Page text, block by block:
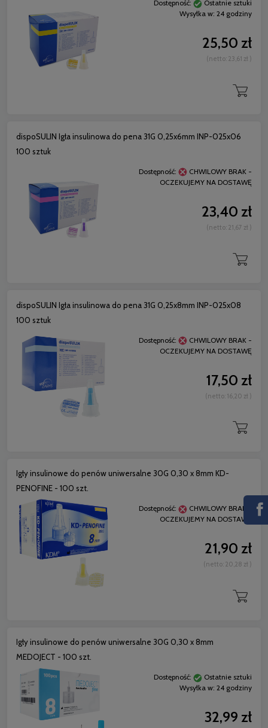
Dostępność:
Ostatnie sztuki
Wysyłka w: 24 godziny
25,50 zł
(netto: 23,61 zł )
dispoSULIN Igła insulinowa do pena 31G 0,25x6mm INP-025x06
100 sztuk
Dostępność:
CHWILOWY BRAK -
OCZEKUJEMY NA DOSTAWĘ
23,40 zł
(netto: 21,67 zł )
dispoSULIN Igła insulinowa do pena 31G 0,25x8mm INP-025x08
100 sztuk
Dostępność:
CHWILOWY BRAK -
OCZEKUJEMY NA DOSTAWĘ
17,50 zł
(netto: 16,20 zł )
Igły insulinowe do penów uniwersalne 30G 0,30 x 8mm KD-
PENOFINE - 100 szt.
Dostępność:
CHWILOWY BRAK -
OCZEKUJEMY NA DOSTAWĘ
21,90 zł
(netto: 20,28 zł )
Igły insulinowe do penów uniwersalne 30G 0,30 x 8mm
MEDOJECT - 100 szt.
Dostępność:
Ostatnie sztuki
Wysyłka w: 24 godziny
32,99 zł